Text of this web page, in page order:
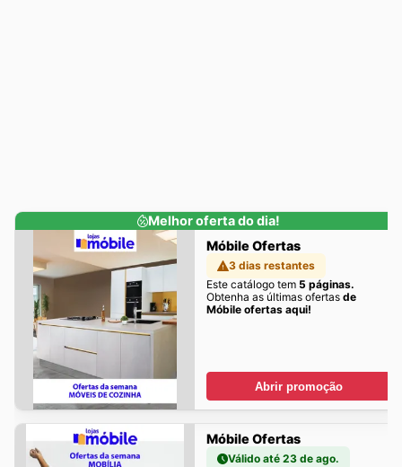
Melhor oferta do dia!
Móbile Ofertas
3 dias restantes
Este catálogo tem 5 páginas.
Obtenha as últimas ofertas de
Móbile ofertas aqui!
Abrir promoção
Móbile Ofertas
Válido até 23 de ago.